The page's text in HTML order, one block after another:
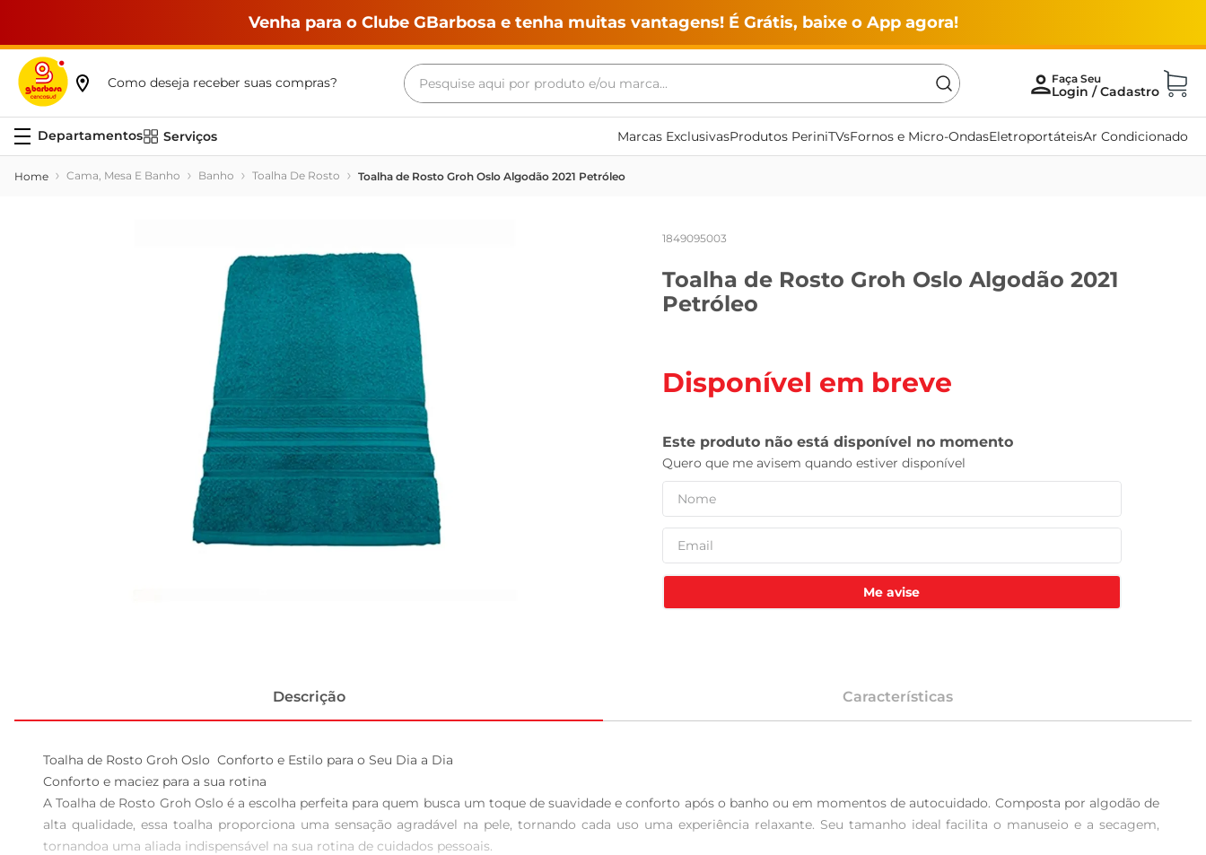
Venha para o Clube GBarbosa e tenha muitas vantagens! É Grátis, baixe o App agora!
Como deseja receber suas compras?
Pesquise aqui por produto e/ou marca...
Serviços Marcas ExclusivasProdutos PeriniTVsFornos e Micro-OndasEletroportáteisAr Condicionado
Cama, Mesa E Banho Banho Toalha De Rosto Toalha de Rosto Groh Oslo Algodão 2021 Petróleo
1849095003
Toalha de Rosto Groh Oslo Algodão 2021
Petróleo
Disponível em breve
Me avise
Descrição Características
Toalha de Rosto Groh Oslo  Conforto e Estilo para o Seu Dia a Dia
Conforto e maciez para a sua rotina
A Toalha de Rosto Groh Oslo é a escolha perfeita para quem busca um toque de suavidade e conforto após o banho ou em momentos de autocuidado. Composta por algodão de
alta qualidade, essa toalha proporciona uma sensação agradável na pele, tornando cada uso uma experiência relaxante. Seu tamanho ideal facilita o manuseio e a secagem,
tornandoa uma aliada indispensável na sua rotina de cuidados pessoais.
Termos mais buscados
maquina lavar